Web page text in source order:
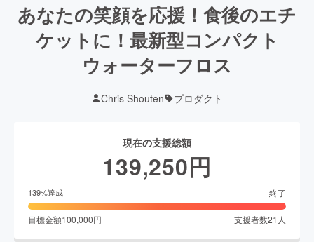
あなたの笑顔を応援！食後のエチ
ケットに！最新型コンパクト
ウォーターフロス
Chris Shouten プロダクト
現在の支援総額
139,250円
139%達成 終了
目標金額100,000円 支援者数21 人